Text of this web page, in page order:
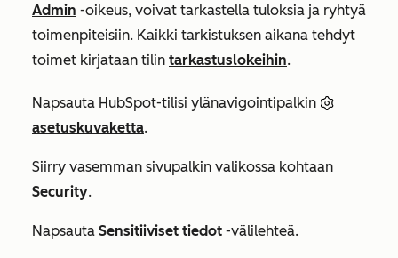
Admin -oikeus, voivat tarkastella tuloksia ja ryhtyä
toimenpiteisiin. Kaikki tarkistuksen aikana tehdyt
toimet kirjataan tilin tarkastuslokeihin.
Napsauta HubSpot-tilisi ylänavigointipalkin
asetuskuvaketta.
Siirry vasemman sivupalkin valikossa kohtaan
Security.
Napsauta Sensitiiviset tiedot -välilehteä.